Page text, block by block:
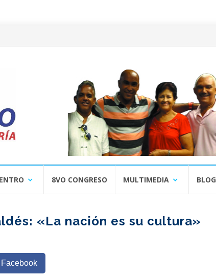
8VO CONGRESO MULTIMEDIA BLOG
«La nación es su cultura»
Facebook